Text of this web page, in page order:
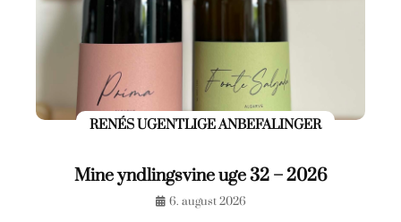
RENÉS UGENTLIGE ANBEFALINGER
Mine yndlingsvine uge 32 – 2026
6. august 2026